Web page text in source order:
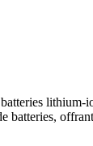
batteries,